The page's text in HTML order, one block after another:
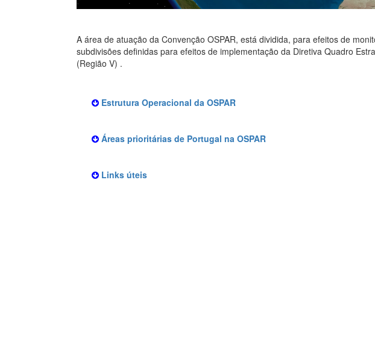
A área de atuação da Convenção OSPAR, está dividida, para efeitos de
subdivisões definidas para efeitos de implementação da Diretiva Quadro
(Região V) .
Estrutura Operacional da OSPAR
Áreas prioritárias de Portugal na OSPAR
Links úteis